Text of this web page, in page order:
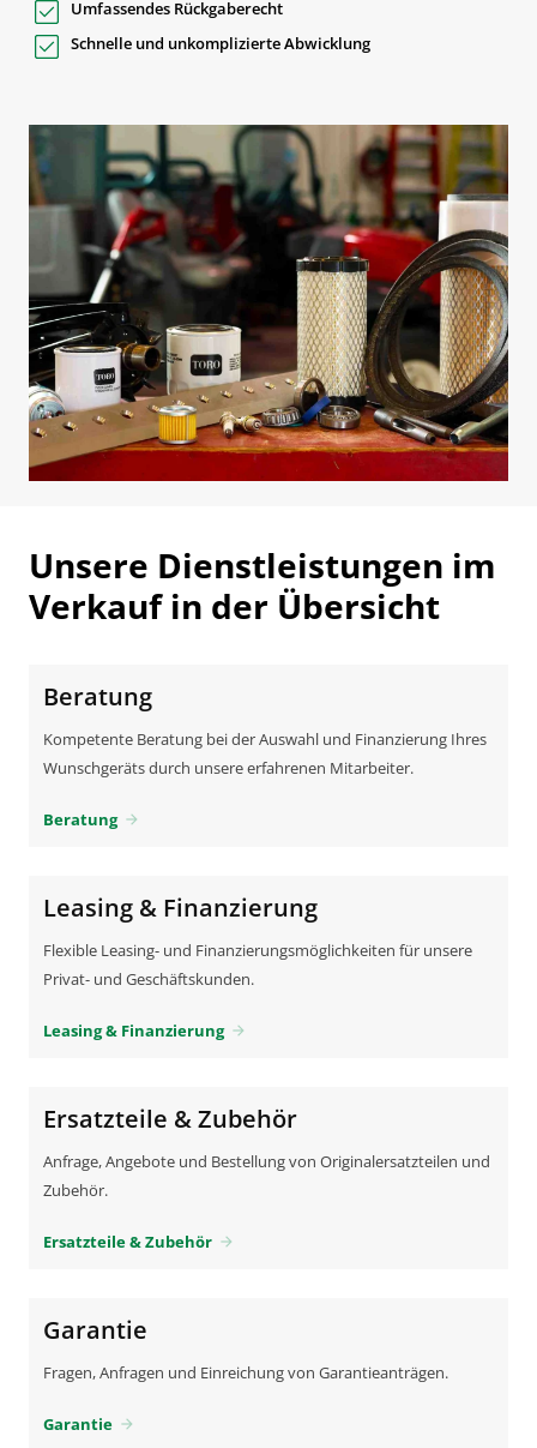
Umfassendes Rückgaberecht
Schnelle und unkomplizierte Abwicklung
Unsere Dienstleistungen im
Verkauf in der Übersicht
Beratung
Kompetente Beratung bei der Auswahl und Finanzierung Ihres
Wunschgeräts durch unsere erfahrenen Mitarbeiter.
Beratung arrow_forward
Leasing & Finanzierung
Flexible Leasing- und Finanzierungsmöglichkeiten für unsere
Privat- und Geschäftskunden.
Leasing & Finanzierung arrow_forward
Ersatzteile & Zubehör
Anfrage, Angebote und Bestellung von Originalersatzteilen und
Zubehör.
Ersatzteile & Zubehör arrow_forward
Garantie
Fragen, Anfragen und Einreichung von Garantieanträgen.
Garantie arrow_forward